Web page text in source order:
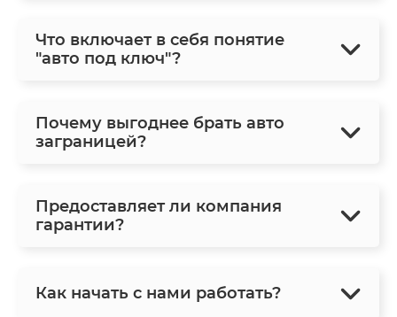
Что включает в себя понятие
"авто под ключ"?
Почему выгоднее брать авто
заграницей?
Предоставляет ли компания
гарантии?
Как начать с нами работать?